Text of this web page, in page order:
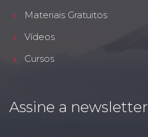
Materiais Gratuitos
Vídeos
Cursos
Assine a newsletter